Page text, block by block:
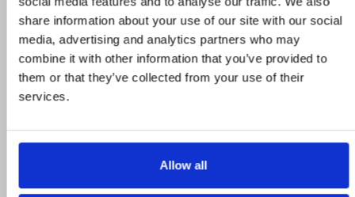
share information about your use of our site with our social
media, advertising and analytics partners who may
combine it with other information that you’ve provided to
them or that they’ve collected from your use of their
services.
Allow all
σας
STROMECO
στόλος